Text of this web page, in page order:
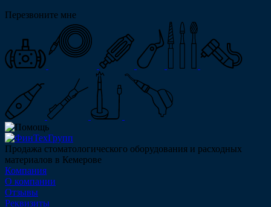
Перезвоните мне
Продажа стоматологического оборудования и расходных
материалов в Кемерове
Компания
О компании
Отзывы
Реквизиты